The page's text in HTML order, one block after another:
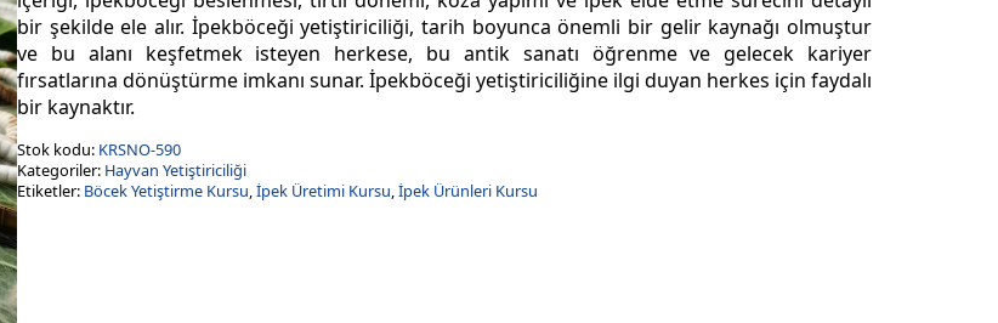
bir şekilde ele alır. İpekböceği yetiştiriciliği, tarih boyunca önemli bir gelir kaynağı olmuştur
ve bu alanı keşfetmek isteyen herkese, bu antik sanatı öğrenme ve gelecek kariyer
fırsatlarına dönüştürme imkanı sunar. İpekböceği yetiştiriciliğine ilgi duyan herkes için faydalı
bir kaynaktır.
Stok kodu: KRSNO-590
Kategoriler: Hayvan Yetiştiriciliği
Etiketler: Böcek Yetiştirme Kursu,İpek Üretimi Kursu,İpek Ürünleri Kursu